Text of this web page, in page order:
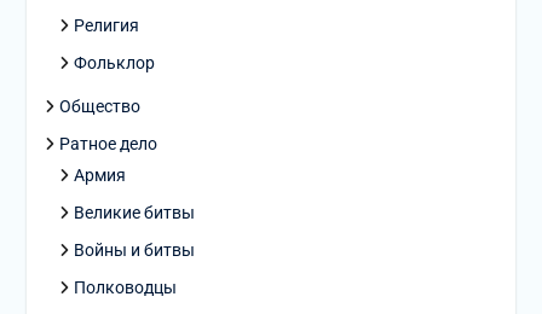
Религия
Фольклор
Общество
Ратное дело
Армия
Великие битвы
Войны и битвы
Полководцы